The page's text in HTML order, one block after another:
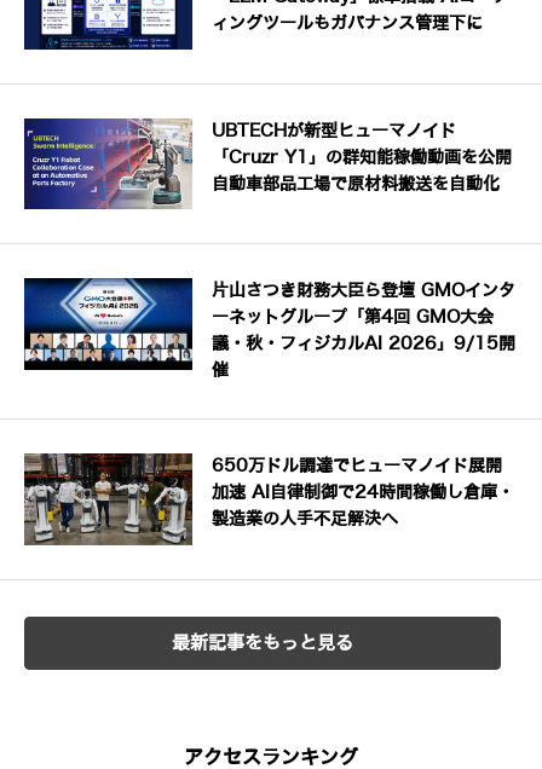
ィングツールもガバナンス管理下に
UBTECHが新型ヒューマノイド
「Cruzr Y1」の群知能稼働動画を公開
自動車部品工場で原材料搬送を自動化
片山さつき財務大臣ら登壇 GMOインタ
ーネットグループ「第4回 GMO大会
議・秋・フィジカルAI 2026」9/15開
催
650万ドル調達でヒューマノイド展開
加速 AI自律制御で24時間稼働し倉庫・
製造業の人手不足解決へ
最新記事をもっと見る
アクセスランキング